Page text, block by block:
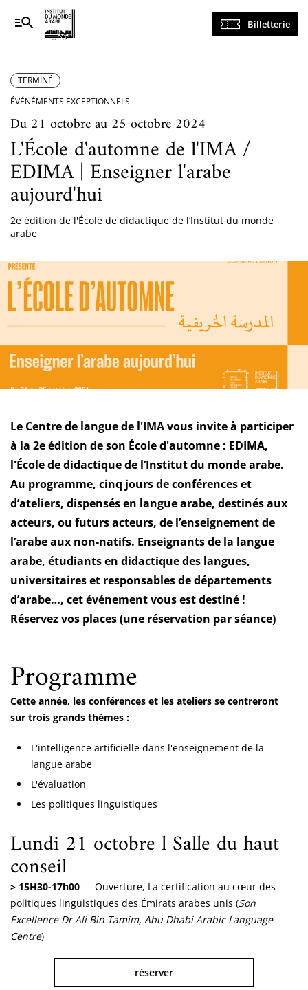
Navigation
principale
Billetterie
TERMINÉ
ÉVÉNÉMENTS EXCEPTIONNELS
Du 21 octobre au 25 octobre 2024
L'École d'automne de l'IMA /
EDIMA | Enseigner l'arabe
aujourd'hui
2e édition de l'École de didactique de l’Institut du monde
arabe
Le Centre de langue de l'IMA vous invite à participer
à la 2e édition de son École d'automne : EDIMA,
l'École de didactique de l’Institut du monde arabe.
Au programme, cinq jours de conférences et
d’ateliers, dispensés en langue arabe, destinés aux
acteurs, ou futurs acteurs, de l’enseignement de
l’arabe aux non-natifs. Enseignants de la langue
arabe, étudiants en didactique des langues,
universitaires et responsables de départements
d’arabe…, cet événement vous est destiné !
Réservez vos places (une réservation par séance)
Programme
Cette année, les conférences et les ateliers se centreront
sur trois grands thèmes :
L'intelligence artificielle dans l'enseignement de la
langue arabe
L'évaluation
Les politiques linguistiques
Lundi 21 octobre l Salle du haut
conseil
> 15H30-17h00 — Ouverture, La certification au cœur des
politiques linguistiques des Émirats arabes unis (Son
Excellence Dr Ali Bin Tamim, Abu Dhabi Arabic Language
Centre)
réserver